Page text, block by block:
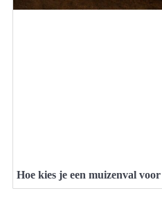
Hoe kies je een muizenval